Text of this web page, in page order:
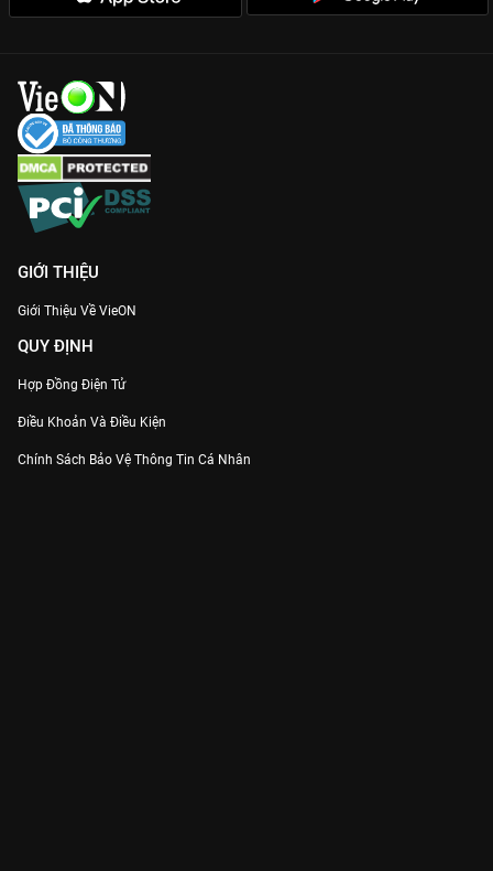
GIỚI THIỆU
Giới Thiệu Về VieON
QUY ĐỊNH
Hợp Đồng Điện Tử
Điều Khoản Và Điều Kiện
Chính Sách Bảo Vệ Thông Tin Cá Nhân